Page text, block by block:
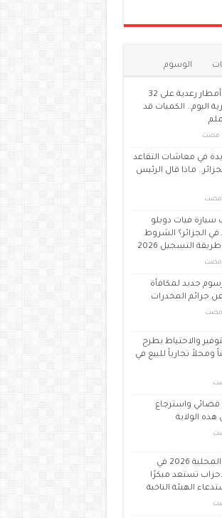
الوسوم
تحذير من أمطار رعدية على 32
اليوم.. الكميات قد
في معاشات التقاعد
ماذا قال الرئيس
فيات دوبلو
الجزائر؟ الشروط
التسجيل 2026
جديد لمكافأة
جرائم المخدرات
مضت
والاحتياط يطرح
سكناً ومحلاً تجارياً للبيع في
قضائي واسترجاع
الولاية
الانتخابات المحلية 2026 في
تستعد مبكرًا
الهيئة الناخبة